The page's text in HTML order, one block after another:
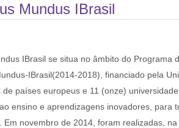
Mundus IBrasil
IBrasil se situa no âmbito do Programa
IBrasil(2014-2018), financiado pela
países europeus e 11 (onze)
ensino e aprendizagens inovadores, para
novembro de 2014, foram realizadas,